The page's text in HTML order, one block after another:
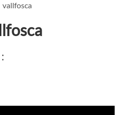
vallfosca